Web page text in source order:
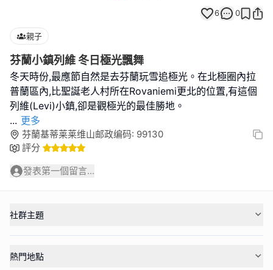
6 0
親子
芬蘭小鎮列維 冬日極光飄舞
冬天時份,最應節自然是去芬蘭玩雪追極光。在北極圈內拉
普蘭區內,比聖誕老人村所在Rovaniemi更北的位置,有這個
... 更多
芬蘭基蒂莱莱维山邮政编码: 99130
評分
發表第一個留言...
社群主題
熱門地點